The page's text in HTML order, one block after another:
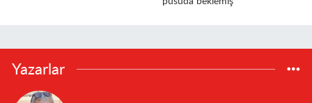
Yazarlar